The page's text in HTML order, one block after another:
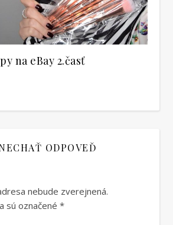
na eBay 2.časť
ODPOVEĎ
nebude zverejnená.
sú označené *